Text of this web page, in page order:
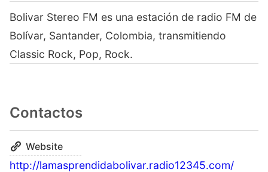
Bolivar Stereo FM es una estación de radio FM de
Bolívar, Santander, Colombia, transmitiendo
Classic Rock, Pop, Rock.
Contactos
Website
http://lamasprendidabolivar.radio12345.com/